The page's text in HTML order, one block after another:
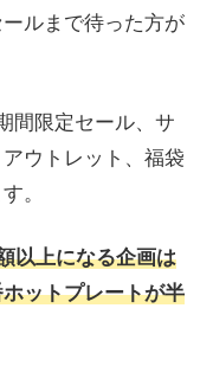
ルまで待った方が
間限定セール、サ
ウトレット、福袋
。
以上になる企画は
ットプレートが半